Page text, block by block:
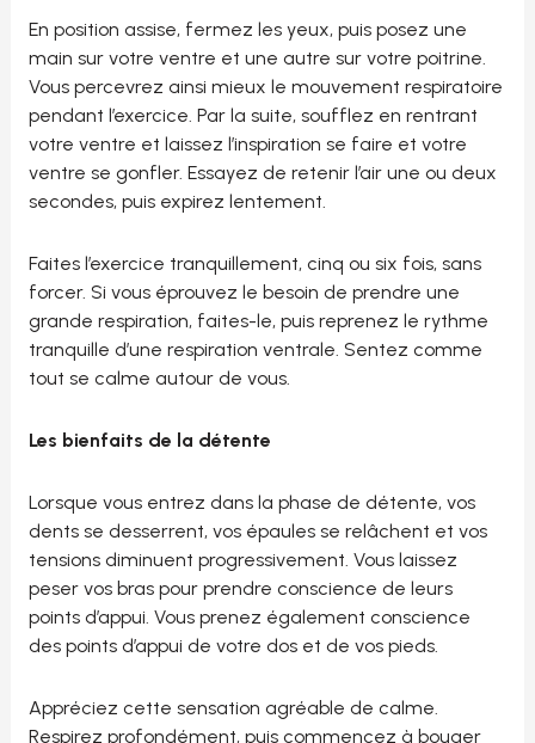
En position assise, fermez les yeux, puis posez une
main sur votre ventre et une autre sur votre poitrine.
Vous percevrez ainsi mieux le mouvement respiratoire
pendant l’exercice. Par la suite, soufflez en rentrant
votre ventre et laissez l’inspiration se faire et votre
ventre se gonfler. Essayez de retenir l’air une ou deux
secondes, puis expirez lentement.
Faites l’exercice tranquillement, cinq ou six fois, sans
forcer. Si vous éprouvez le besoin de prendre une
grande respiration, faites-le, puis reprenez le rythme
tranquille d’une respiration ventrale. Sentez comme
tout se calme autour de vous.
Les bienfaits de la détente
Lorsque vous entrez dans la phase de détente, vos
dents se desserrent, vos épaules se relâchent et vos
tensions diminuent progressivement. Vous laissez
peser vos bras pour prendre conscience de leurs
points d’appui. Vous prenez également conscience
des points d’appui de votre dos et de vos pieds.
Appréciez cette sensation agréable de calme.
Respirez profondément, puis commencez à bouger